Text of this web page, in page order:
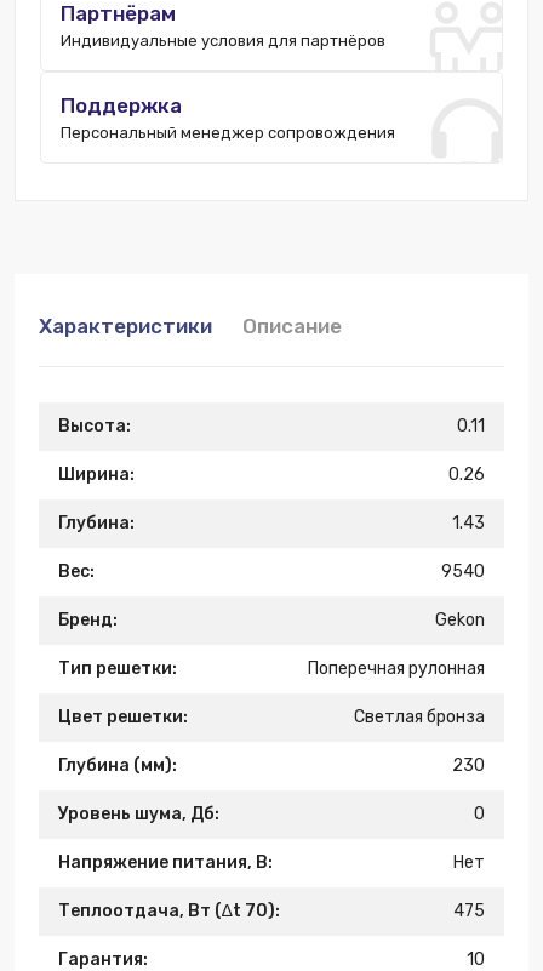
Партнёрам
Индивидуальные условия для партнёров
Поддержка
Персональный менеджер сопровождения
Характеристики Описание
Высота: 0.11
Ширина: 0.26
Глубина: 1.43
Вес: 9540
Бренд: Gekon
Тип решетки: Поперечная рулонная
Цвет решетки: Светлая бронза
Глубина (мм): 230
Уровень шума, Дб: 0
Напряжение питания, В: Нет
Теплоотдача, Вт (∆t 70): 475
Гарантия: 10